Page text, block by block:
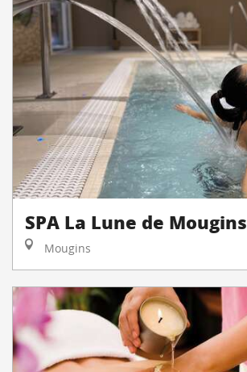
SPA La Lune de Mougins
Mougins